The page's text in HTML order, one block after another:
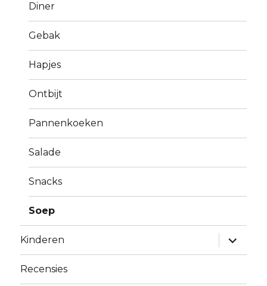
Diner
Gebak
Hapjes
Ontbijt
Pannenkoeken
Salade
Snacks
Soep
Kinderen
expand
child
menu
Recensies